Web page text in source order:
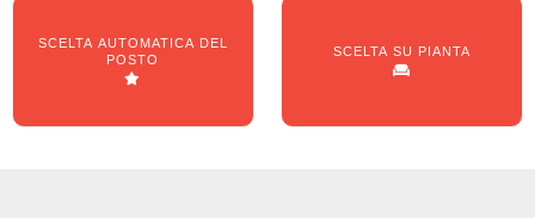
SCELTA AUTOMATICA DEL
POSTO
SCELTA SU PIANTA